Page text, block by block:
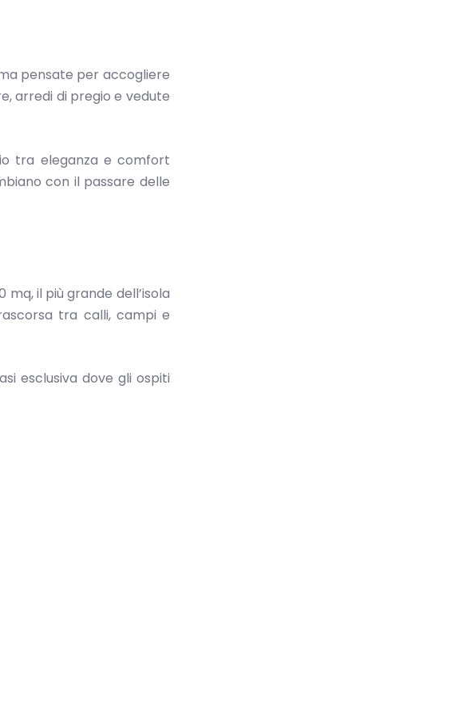
pensate per accogliere
arredi di pregio e vedute
tra eleganza e comfort
con il passare delle
il più grande dell’isola
tra calli, campi e
esclusiva dove gli ospiti